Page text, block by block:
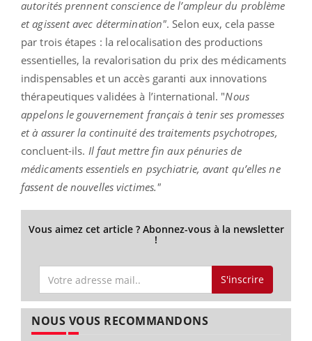
autorités prennent conscience de l’ampleur du problème
et agissent avec détermination". Selon eux, cela passe
par trois étapes : la relocalisation des productions
essentielles, la revalorisation du prix des médicaments
indispensables et un accès garanti aux innovations
thérapeutiques validées à l’international. "Nous
appelons le gouvernement français à tenir ses promesses
et à assurer la continuité des traitements psychotropes,
concluent-ils. Il faut mettre fin aux pénuries de
médicaments essentiels en psychiatrie, avant qu’elles ne
fassent de nouvelles victimes."
Vous aimez cet article ? Abonnez-vous à la newsletter
!
S'inscrire
NOUS VOUS RECOMMANDONS